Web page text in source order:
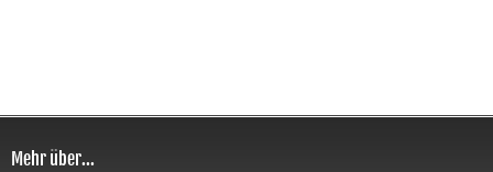
Mehr über...